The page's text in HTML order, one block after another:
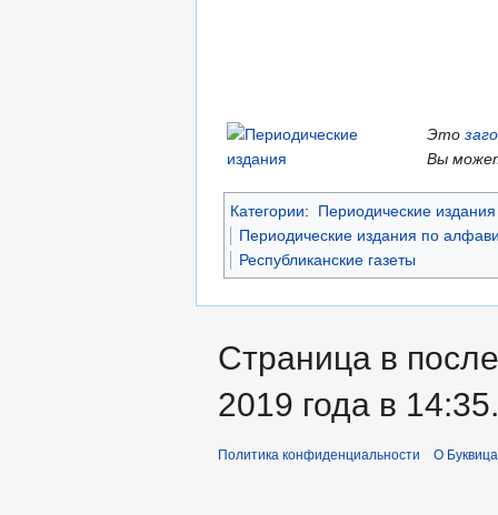
Это
Вы
Категории:
Периодические
Периодические издания по
Республиканские газеты
Страница в
2019 года в 14:35.
Политика конфиденциальности О Буквица